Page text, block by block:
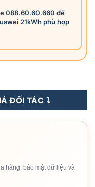
088.60.60.660 để
21kWh phù hợp
Lithium Huawei 21kWh
ĐỐI TÁC ⤵️
hàng, bảo mật dữ liệu và